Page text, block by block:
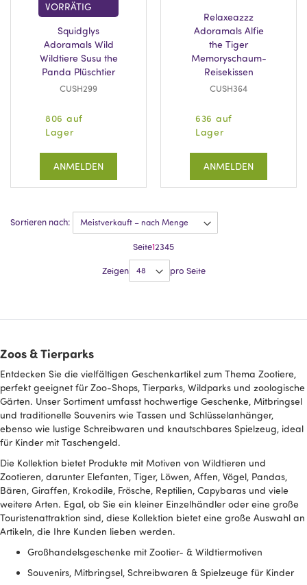
VORRÄTIG
Squidglys
Adoramals Wild
Wildtiere Susu the
Panda Plüschtier
CUSH299
806 auf
Lager
ANMELDEN
Relaxeazzz
Adoramals Alfie
the Tiger
Memoryschaum-
Reisekissen
CUSH364
636 auf
Lager
ANMELDEN
Sortieren nach:
Seite12345
Zeigen pro Seite
Zoos & Tierparks
Entdecken Sie die vielfältigen Geschenkartikel zum Thema Zootiere,
perfekt geeignet für Zoo-Shops, Tierparks, Wildparks und zoologische
Gärten. Unser Sortiment umfasst hochwertige Geschenke, Mitbringsel
und traditionelle Souvenirs wie Tassen und Schlüsselanhänger,
ebenso wie lustige Schreibwaren und knautschbares Spielzeug, ideal
für Kinder mit Taschengeld.
Die Kollektion bietet Produkte mit Motiven von Wildtieren und
Zootieren, darunter Elefanten, Tiger, Löwen, Affen, Vögel, Pandas,
Bären, Giraffen, Krokodile, Frösche, Reptilien, Capybaras und viele
weitere Arten. Egal, ob Sie ein kleiner Einzelhändler oder eine große
Touristenattraktion sind, diese Kollektion bietet eine große Auswahl an
Artikeln, die Ihre Kunden lieben werden.
Großhandelsgeschenke mit Zootier- & Wildtiermotiven
Souvenirs, Mitbringsel, Schreibwaren & Spielzeuge für Kinder